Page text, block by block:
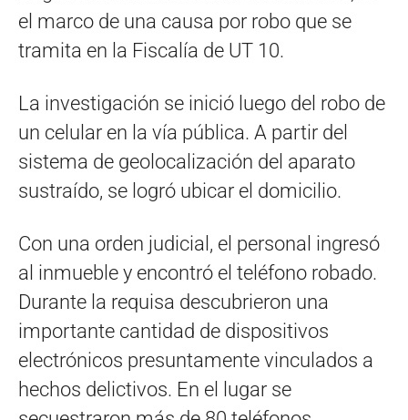
el marco de una causa por robo que se
tramita en la Fiscalía de UT 10.
La investigación se inició luego del robo de
un celular en la vía pública. A partir del
sistema de geolocalización del aparato
sustraído, se logró ubicar el domicilio.
Con una orden judicial, el personal ingresó
al inmueble y encontró el teléfono robado.
Durante la requisa descubrieron una
importante cantidad de dispositivos
electrónicos presuntamente vinculados a
hechos delictivos. En el lugar se